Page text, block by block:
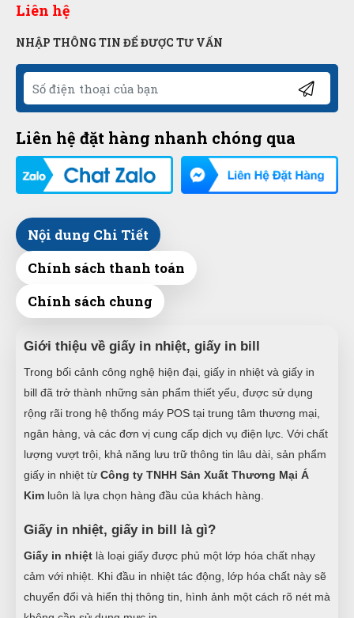
Liên hệ
NHẬP THÔNG TIN ĐỂ ĐƯỢC TƯ VẤN
Liên hệ đặt hàng nhanh chóng qua
Nội dung Chi Tiết
Chính sách thanh toán
Chính sách chung
Giới thiệu về giấy in nhiệt, giấy in bill
Trong bối cảnh công nghệ hiện đại, giấy in nhiệt và giấy in
bill đã trở thành những sản phẩm thiết yếu, được sử dụng
rộng rãi trong hệ thống máy POS tại trung tâm thương mại,
ngân hàng, và các đơn vị cung cấp dịch vụ điện lực. Với chất
lượng vượt trội, khả năng lưu trữ thông tin lâu dài, sản phẩm
giấy in nhiệt từ Công ty TNHH Sản Xuất Thương Mại Á
Kim luôn là lựa chọn hàng đầu của khách hàng.
Giấy in nhiệt, giấy in bill là gì?
Giấy in nhiệt là loại giấy được phủ một lớp hóa chất nhạy
cảm với nhiệt. Khi đầu in nhiệt tác động, lớp hóa chất này sẽ
chuyển đổi và hiển thị thông tin, hình ảnh một cách rõ nét mà